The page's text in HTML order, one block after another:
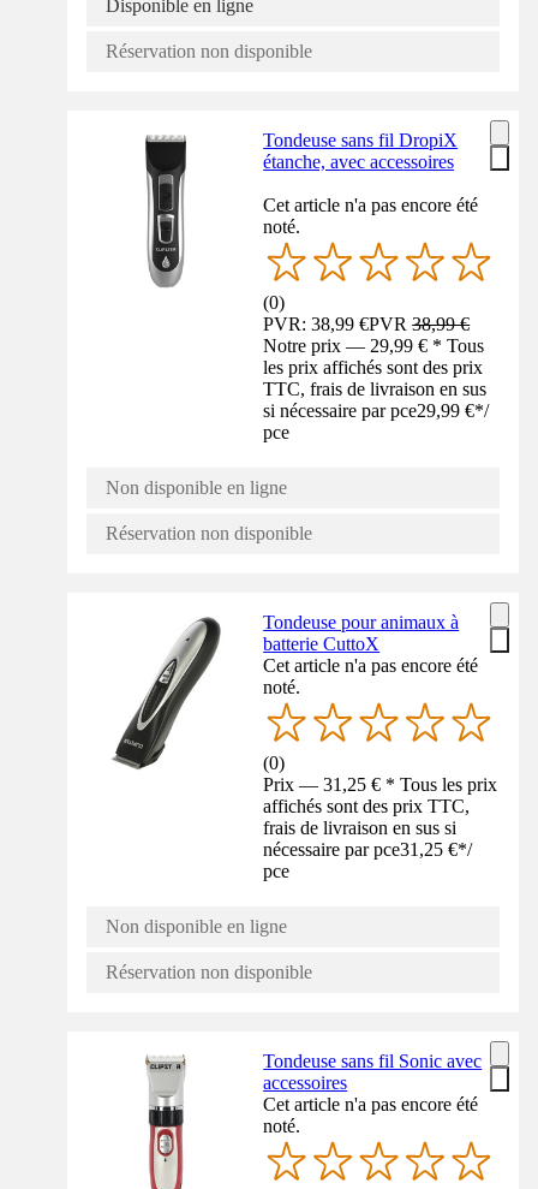
Disponible en ligne
Réservation non disponible
Tondeuse sans fil DropiX
étanche, avec accessoires
Cet article n'a pas encore été
noté.
(0)
PVR: 38,99 €PVR38,99 €
Notre prix — 29,99 € * Tous
les prix affichés sont des prix
TTC, frais de livraison en sus
si nécessaire par pce29,99 €*/
pce
Non disponible en ligne
Réservation non disponible
Tondeuse pour animaux à
batterie CuttoX
Cet article n'a pas encore été
noté.
(0)
Prix — 31,25 € * Tous les prix
affichés sont des prix TTC,
frais de livraison en sus si
nécessaire par pce31,25 €*/
pce
Non disponible en ligne
Réservation non disponible
Tondeuse sans fil Sonic avec
accessoires
Cet article n'a pas encore été
noté.